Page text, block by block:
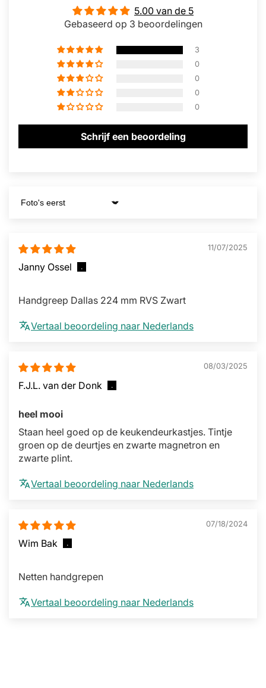
5.00 van de 5
Gebaseerd op 3 beoordelingen
3
0
0
0
0
Schrijf een beoordeling
Sort by
11/07/2025
Janny Ossel
Handgreep Dallas 224 mm RVS Zwart
Vertaal beoordeling naar Nederlands
08/03/2025
F.J.L. van der Donk
heel mooi
Staan heel goed op de keukendeurkastjes. Tintje
groen op de deurtjes en zwarte magnetron en
zwarte plint.
Vertaal beoordeling naar Nederlands
07/18/2024
Wim Bak
Netten handgrepen
Vertaal beoordeling naar Nederlands